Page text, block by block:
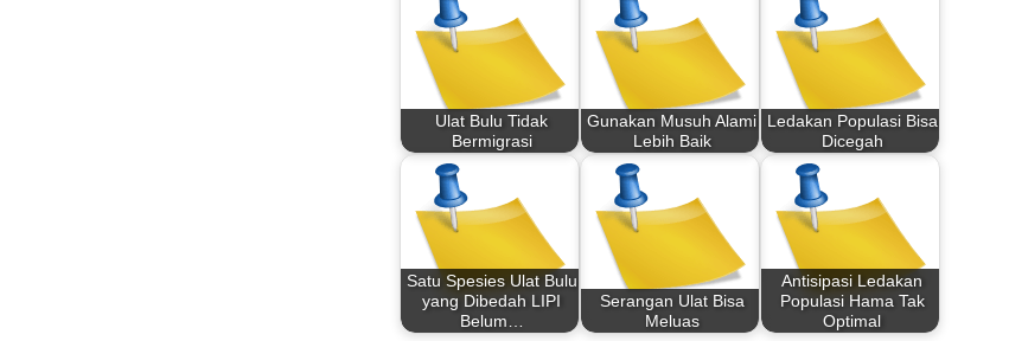
Ulat Bulu Tidak
Bermigrasi
Gunakan Musuh Alami
Lebih Baik
Ledakan Populasi Bisa
Dicegah
Satu Spesies Ulat Bulu
yang Dibedah LIPI
Belum…
Serangan Ulat Bisa
Meluas
Antisipasi Ledakan
Populasi Hama Tak
Optimal